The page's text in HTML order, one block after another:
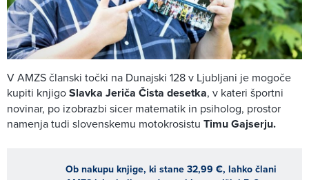
V AMZS članski točki na Dunajski 128 v Ljubljani je mogoče
kupiti knjigoSlavka Jeriča Čista desetka, v kateri športni
novinar, po izobrazbi sicer matematik in psiholog, prostor
namenja tudi slovenskemu motokrosistu Timu Gajserju.
Ob nakupu knjige, ki stane 32,99 €, lahko člani